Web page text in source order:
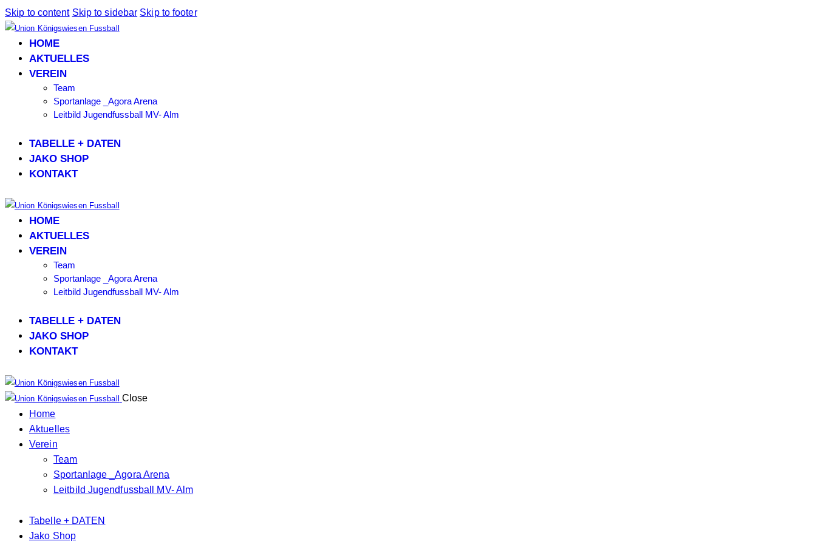
Skip to content Skip to sidebar Skip to footer
HOME
AKTUELLES
VEREIN
Team
Sportanlage _Agora Arena
Leitbild Jugendfussball MV- Alm
TABELLE + DATEN
JAKO SHOP
KONTAKT
HOME
AKTUELLES
VEREIN
Team
Sportanlage _Agora Arena
Leitbild Jugendfussball MV- Alm
TABELLE + DATEN
JAKO SHOP
KONTAKT
Close
Home
Aktuelles
Verein
Team
Sportanlage _Agora Arena
Leitbild Jugendfussball MV- Alm
Tabelle + DATEN
Jako Shop